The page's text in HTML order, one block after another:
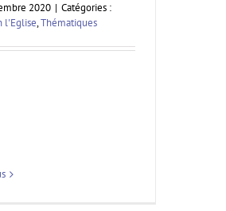
2020 | Catégories :
l'Eglise,Thématiques